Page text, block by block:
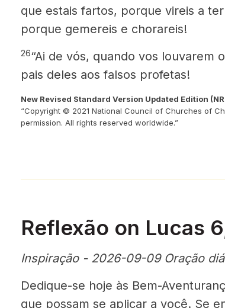
que estais fartos, porque vireis a
porque gemereis e chorareis!
26“Ai de vós, quando vos louvarem
pais deles aos falsos profetas!
New Revised Standard Version Updated Edition
“Copyright © 2021 National Council of Churches of
permission. All rights reserved worldwide.”
Reflexão on Lucas
Inspiração - 2026-09-09 Oração
Dedique-se hoje às Bem-
que possam se aplicar a você. Se